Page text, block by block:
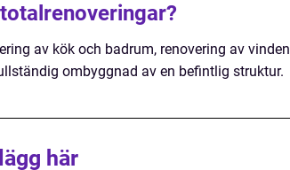
av kök och badrum, renovering av vinden
ombyggnad av en befintlig struktur.
här